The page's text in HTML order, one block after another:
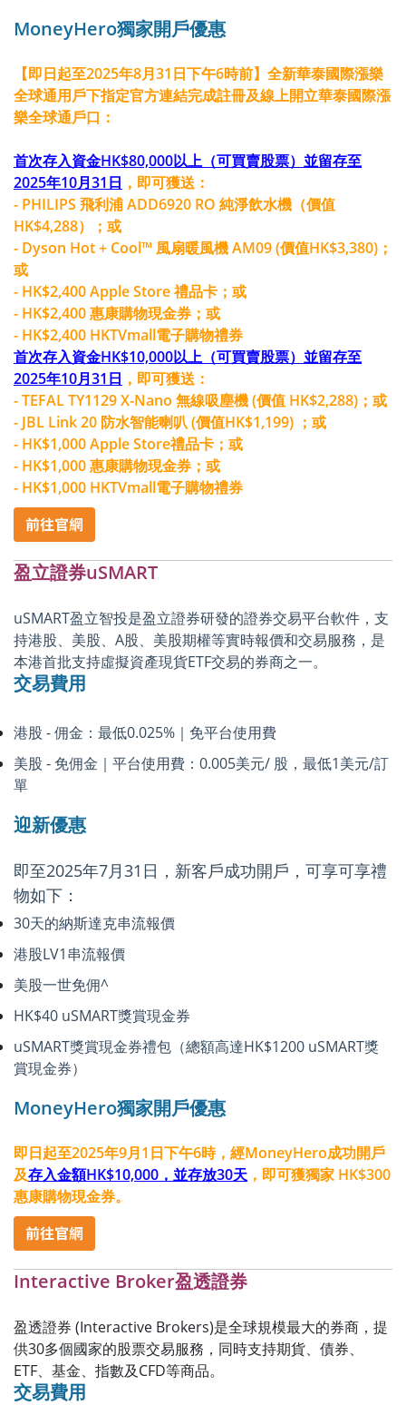
MoneyHero獨家開戶優惠
【即日起至2025年8月31日下午6時前】全新華泰國際漲樂
全球通用戶下指定官方連結完成註冊及線上開立華泰國際漲
樂全球通戶口：
首次存入資金HK$80,000以上（可買賣股票）並留存至
2025年10月31日 ，即可獲送：
- PHILIPS 飛利浦 ADD6920 RO 純淨飲水機（價值
HK$4,288）；或
- Dyson Hot + Cool™ 風扇暖風機 AM09 (價值HK$3,380)；
或
- HK$2,400 Apple Store 禮品卡；或
- HK$2,400 惠康購物現金券；或
- HK$2,400 HKTVmall電子購物禮券
首次存入資金HK$10,000以上（可買賣股票）並留存至
2025年10月31日 ，即可獲送：
- TEFAL TY1129 X-Nano 無線吸塵機 (價值 HK$2,288)；或
- JBL Link 20 防水智能喇叭 (價值HK$1,199) ；或
- HK$1,000 Apple Store禮品卡；或
- HK$1,000 惠康購物現金券；或
- HK$1,000 HKTVmall電子購物禮券
盈立證券uSMART
uSMART盈立智投是盈立證券研發的證券交易平台軟件，支
持港股、美股、A股、美股期權等實時報價和交易服務，是
本港首批支持虛擬資產現貨ETF交易的券商之一。
交易費用
港股 - 佣金：最低0.025%｜免平台使用費
美股 - 免佣金｜平台使用費：0.005美元/ 股，最低1美元/訂
單
迎新優惠
即至2025年7月31日，新客戶成功開戶，可享可享禮
物如下：
30天的納斯達克串流報價
港股LV1串流報價
美股一世免佣^
HK$40 uSMART獎賞現金券
uSMART獎賞現金券禮包（總額高達HK$1200 uSMART獎
賞現金券）
MoneyHero獨家開戶優惠
即日起至2025年9月1日下午6時，經MoneyHero成功開戶
及存入金額HK$10,000，並存放30天 ，即可獲獨家 HK$300
惠康購物現金券。
Interactive Broker盈透證券
盈透證券 (Interactive Brokers)是全球規模最大的券商，提
供30多個國家的股票交易服務，同時支持期貨、債券、
ETF、基金、指數及CFD等商品。
交易費用